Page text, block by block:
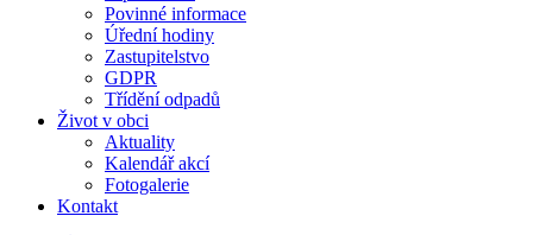
Povinné informace
Úřední hodiny
Zastupitelstvo
GDPR
Třídění odpadů
Život v obci
Aktuality
Kalendář akcí
Fotogalerie
Kontakt